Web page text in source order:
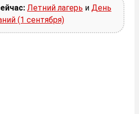
Летний лагерь и День
(1 сентября)